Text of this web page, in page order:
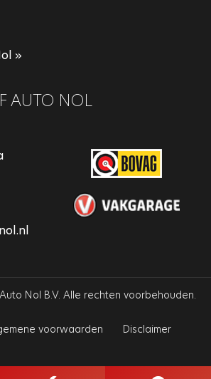
»
AUTO NOL
Nol B.V. Alle rechten voorbehouden.
voorwaarden
Disclaimer